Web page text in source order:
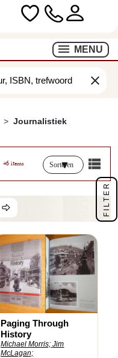
MENU
clear
Journalistiek
46 items Sorteren
Paging Through
History
Michael Morris; Jim
McLagan;
FILTER